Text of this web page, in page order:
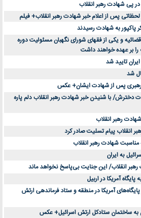
پی شهادت رهبر انقلاب
پس از اعلام خبر شهادت رهبر انقلاب+ فیلم
پاکپور به شهادت رسیدند
و یکی از فقهای شورای نگهبان مسئولیت دوره
را بر عهده خواهند داشت
شد
پس از شهادت ایشان+ عکس
دخترش/ با شنیدن خبر شهادت رهبر انقلاب دلم پاره
رهبر انقلاب
انقلاب پیام تسلیت صادر کرد
شهادت رهبر انقلاب
به ایران
انقلاب/ این جنایت بی‌پاسخ نخواهد ماند
پایگاه آمریکا در اربیل
سپاه/ 27 نقطه از پایگاه‌های آمریکا در منطقه و ستاد فرماندهی ارتش
به ساختمان ستادکل ارتش اسرائیل+ عکس